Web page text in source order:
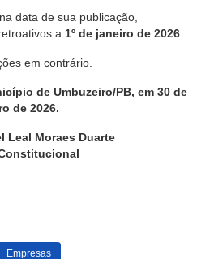
data de sua publicação,
a 1º de janeiro de 2026
em contrário.
de Umbuzeiro/PB, em 30 de
de 2026.
Leal Moraes Duarte
Empresas